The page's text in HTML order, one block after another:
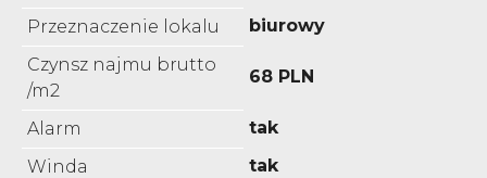
Przeznaczenie lokalu
biurowy
Czynsz najmu brutto
/m2
68 PLN
Alarm
tak
Winda
tak